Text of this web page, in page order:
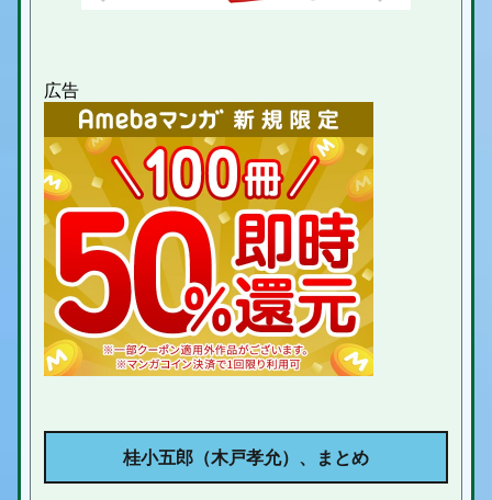
桂小五郎（木戸孝允）、まとめ